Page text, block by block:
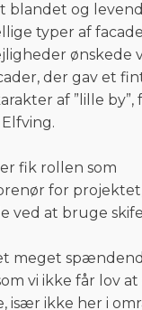
blandet og
typer af
ønskede
der gav et
af ”lille by”,
fik rollen som
for
ved at bruge
meget
vi ikke får lov
især ikke her i